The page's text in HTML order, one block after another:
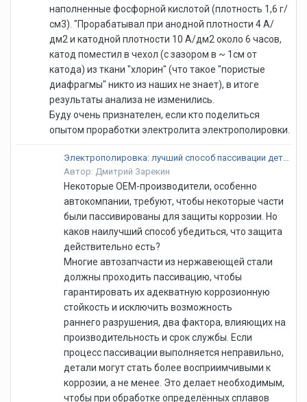
наполненные фосфорной кислотой (плотность 1,6 г/
см3). "Прорабатывал при анодной плотности 4 А/
дм2 и катодной плотности 10 А/дм2 около 6 часов,
катод поместил в чехол (с зазором в ~ 1см от
катода) из ткани "хлорин" (что такое "пористые
диафрагмы" никто из наших не знает), в итоге
результаты анализа не изменились.
Буду очень признателен, если кто поделиться
опытом проработки электролита электрополировки.
Электрополировка: лучший способ пассивации деталей?
Автор: Дмитрий Зарекин
Некоторые OEM-производители, особенно
автокомпании, требуют, чтобы некоторые части
были пассивированы для защиты коррозии. Но
каков наилучший способ убедиться, что защита
действительно есть?
Многие автозапчасти из нержавеющей стали
должны проходить пассивацию, чтобы
гарантировать их адекватную коррозионную
стойкость и исключить возможность
раннего разрушения, два фактора, влияющих на
производительность и срок службы. Если
процесс пассивации выполняется неправильно,
детали могут стать более восприимчивыми к
коррозии, а не менее. Это делает необходимым,
чтобы при обработке определённых сплавов